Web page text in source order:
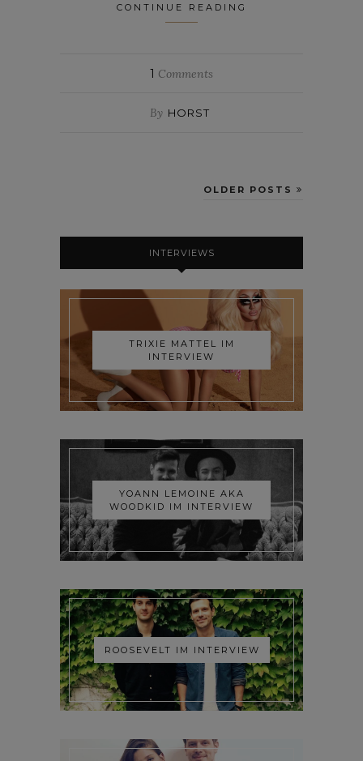
CONTINUE READING
1 Comments
By HORST
OLDER POSTS
INTERVIEWS
TRIXIE MATTEL IM
INTERVIEW
YOANN LEMOINE AKA
WOODKID IM INTERVIEW
ROOSEVELT IM INTERVIEW